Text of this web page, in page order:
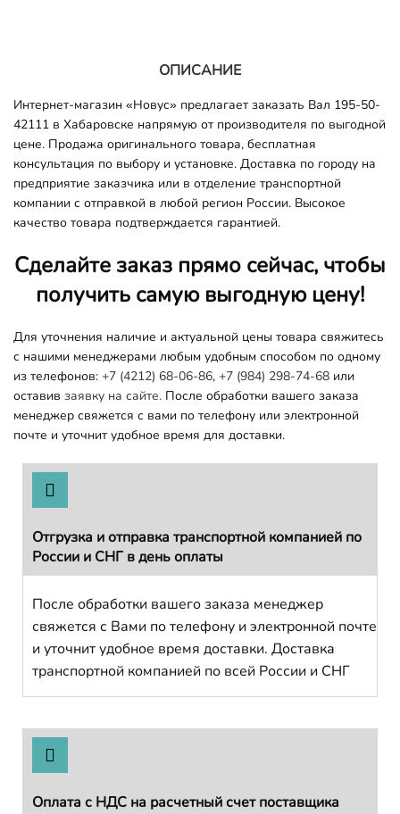
ОПИСАНИЕ
Интернет-магазин «Новус» предлагает заказать Вал 195-50-
42111 в Хабаровске напрямую от производителя по выгодной
цене. Продажа оригинального товара, бесплатная
консультация по выбору и установке. Доставка по городу на
предприятие заказчика или в отделение транспортной
компании с отправкой в любой регион России. Высокое
качество товара подтверждается гарантией.
Сделайте заказ прямо сейчас, чтобы
получить самую выгодную цену!
Для уточнения наличие и актуальной цены товара свяжитесь
с нашими менеджерами любым удобным способом по одному
из телефонов: +7 (4212) 68-06-86, +7 (984) 298-74-68 или
оставив заявку на сайте. После обработки вашего заказа
менеджер свяжется с вами по телефону или электронной
почте и уточнит удобное время для доставки.
Отгрузка и отправка транспортной компанией по
России и СНГ в день оплаты
После обработки вашего заказа менеджер
свяжется с Вами по телефону и электронной почте
и уточнит удобное время доставки. Доставка
транспортной компанией по всей России и СНГ
Оплата с НДС на расчетный счет поставщика